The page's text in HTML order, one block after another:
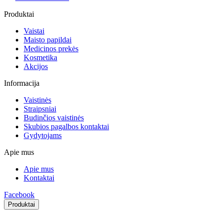
Produktai
Vaistai
Maisto papildai
Medicinos prekės
Kosmetika
Akcijos
Informacija
Vaistinės
Straipsniai
Budinčios vaistinės
Skubios pagalbos kontaktai
Gydytojams
Apie mus
Apie mus
Kontaktai
Facebook
Produktai